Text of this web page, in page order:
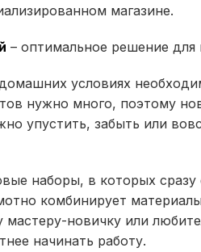
магазине.
– оптимальное решение
условиях
нужно много, поэтому
упустить, забыть или
наборы, в которых
комбинирует
новичку или
начинать работу.